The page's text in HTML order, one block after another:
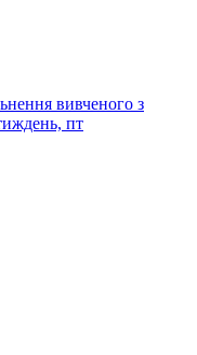
вивченого з
пт